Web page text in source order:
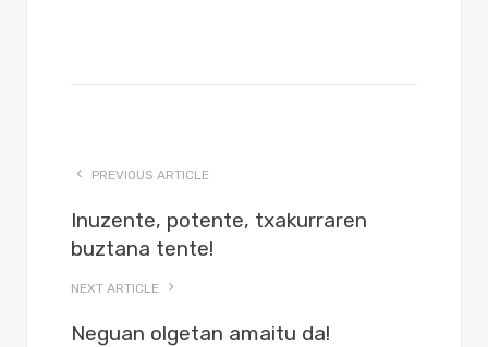
PREVIOUS ARTICLE
Inuzente, potente, txakurraren
buztana tente!
NEXT ARTICLE
Neguan olgetan amaitu da!